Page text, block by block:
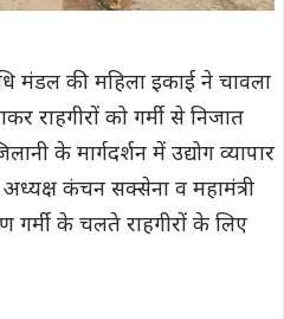
मंडल की महिला इकाई ने चावला
राहगीरों को गर्मी से निजात
के मार्गदर्शन में उद्योग व्यापार
अध्यक्ष कंचन सक्सेना व महामंत्री
के चलते राहगीरों के लिए